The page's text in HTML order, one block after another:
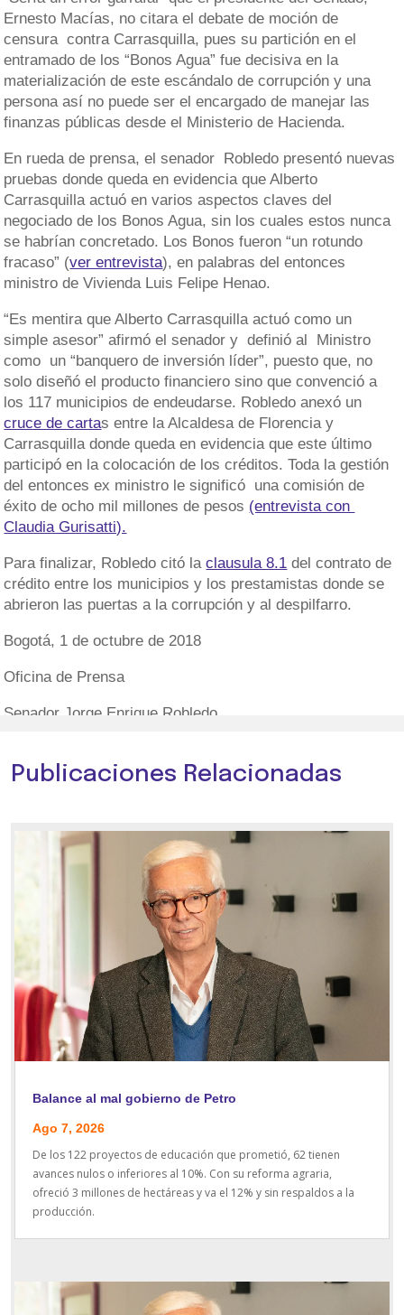
Ernesto Macías, no citara el debate de moción de
censura contra Carrasquilla, pues su partición en el
entramado de los “Bonos Agua” fue decisiva en la
materialización de este escándalo de corrupción y una
persona así no puede ser el encargado de manejar las
finanzas públicas desde el Ministerio de Hacienda.
En rueda de prensa, el senador Robledo presentó nuevas
pruebas donde queda en evidencia que Alberto
Carrasquilla actuó en varios aspectos claves del
negociado de los Bonos Agua, sin los cuales estos nunca
se habrían concretado. Los Bonos fueron “un rotundo
fracaso” (ver entrevista), en palabras del entonces
ministro de Vivienda Luis Felipe Henao.
“Es mentira que Alberto Carrasquilla actuó como un
simple asesor” afirmó el senador y definió al Ministro
como un “banquero de inversión líder”, puesto que, no
solo diseñó el producto financiero sino que convenció a
los 117 municipios de endeudarse. Robledo anexó un
cruce de cartas entre la Alcaldesa de Florencia y
Carrasquilla donde queda en evidencia que este último
participó en la colocación de los créditos. Toda la gestión
del entonces ex ministro le significó una comisión de
éxito de ocho mil millones de pesos (entrevista con
Claudia Gurisatti).
Para finalizar, Robledo citó laclausula 8.1 del contrato de
crédito entre los municipios y los prestamistas donde se
abrieron las puertas a la corrupción y al despilfarro.
Bogotá, 1 de octubre de 2018
Oficina de Prensa
Senador Jorge Enrique Robledo
Publicaciones Relacionadas
Balance al mal gobierno de Petro
Ago 7, 2026
De los 122 proyectos de educación que prometió, 62 tienen
avances nulos o inferiores al 10%. Con su reforma agraria,
ofreció 3 millones de hectáreas y va el 12% y sin respaldos a la
producción.